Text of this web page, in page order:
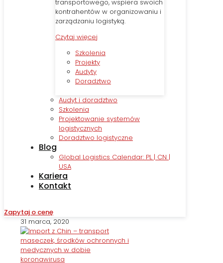
transportowego, wspiera swoich
kontrahentów w organizowaniu i
zarządzaniu logistyką.
Czytaj więcej
Szkolenia
Projekty
Audyty
Doradztwo
Audyt i doradztwo
Szkolenia
Projektowanie systemów
logistycznych
Doradztwo logistyczne
Blog
Global Logistics Calendar: PL | CN |
USA
Kariera
Kontakt
Zapytaj o cenę
31 marca, 2020